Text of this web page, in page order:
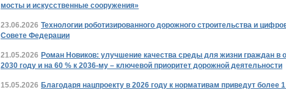
мосты и искусственные сооружения»
23.06.2026 Технологии роботизированного дорожного строительства и
Совете Федерации
21.05.2026 Роман Новиков: улучшение качества среды для жизни граждан в
2030 году и на 60 % к 2036-му – ключевой приоритет дорожной деятельности
15.05.2026 Благодаря нацпроекту в 2026 году к нормативам приведут более